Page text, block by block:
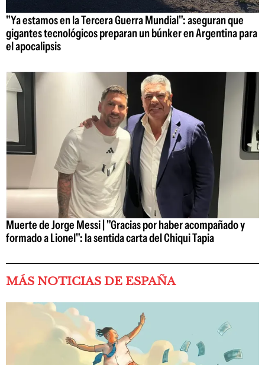
"Ya estamos en la Tercera Guerra Mundial": aseguran que
gigantes tecnológicos preparan un búnker en Argentina para
el apocalipsis
Muerte de Jorge Messi | "Gracias por haber acompañado y
formado a Lionel": la sentida carta del Chiqui Tapia
MÁS NOTICIAS DE ESPAÑA